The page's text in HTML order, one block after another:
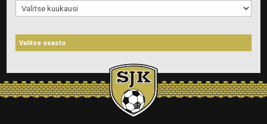
Arkistot